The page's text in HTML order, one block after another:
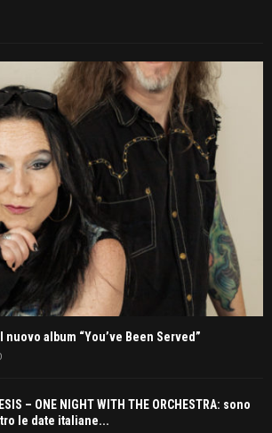
nuovo album “You’ve Been Served”
– ONE NIGHT WITH THE ORCHESTRA: sono
le date italiane...